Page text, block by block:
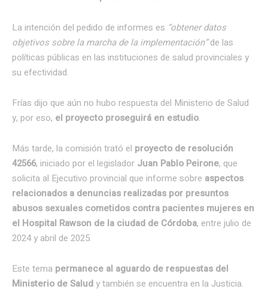
La intención del pedido de informes es “obtener datos
objetivos sobre la marcha de la implementación”de las
políticas públicas en las instituciones de salud provinciales y
su efectividad.
Frías dijo que aún no hubo respuesta del Ministerio de Salud
y, por eso, el proyecto proseguirá en estudio.
Más tarde, la comisión trató el proyecto de resolución
42566, iniciado por el legislador Juan Pablo Peirone, que
solicita al Ejecutivo provincial que informe sobre aspectos
relacionados a denuncias realizadas por presuntos
abusos sexuales cometidos contra pacientes mujeres en
el Hospital Rawson de la ciudad de Córdoba, entre julio de
2024 y abril de 2025.
Este tema permanece al aguardo de respuestas del
Ministerio de Saludy también se encuentra en la Justicia.